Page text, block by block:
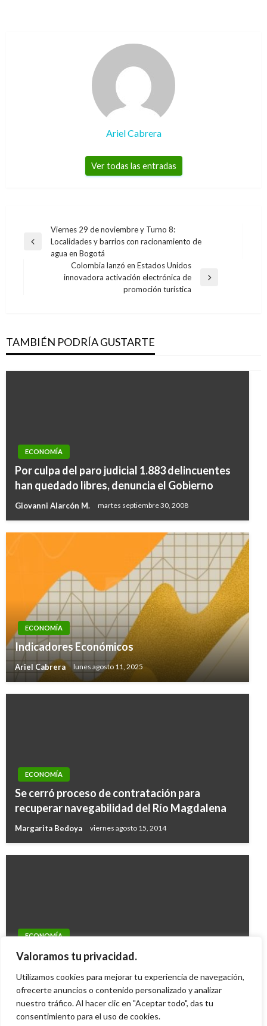
Valoramos tu privacidad.
Utilizamos cookies para mejorar tu experiencia de navegación,
ofrecerte anuncios o contenido personalizado y analizar
nuestro tráfico. Al hacer clic en "Aceptar todo", das tu
consentimiento para el uso de cookies.
Ariel Cabrera
Ver todas las entradas
Navegación
de
Entrada
anterior
Viernes 29 de noviembre y Turno 8:
Localidades y barrios con racionamiento de
agua en Bogotá
Colombia lanzó en Estados Unidos
innovadora activación electrónica de
promoción turística
TAMBIÉN PODRÍA GUSTARTE
ECONOMÍA
Por culpa del paro judicial 1.883 delincuentes
han quedado libres, denuncia el Gobierno
Giovanni Alarcón M. martes septiembre 30, 2008
ECONOMÍA
Indicadores Económicos
Ariel Cabrera lunes agosto 11, 2025
ECONOMÍA
Se cerró proceso de contratación para
recuperar navegabilidad del Río Magdalena
Margarita Bedoya viernes agosto 15, 2014
ECONOMÍA
DANE presenta variaciones en Índice de
Ariel Cabrera jueves septiembre 22, 2016